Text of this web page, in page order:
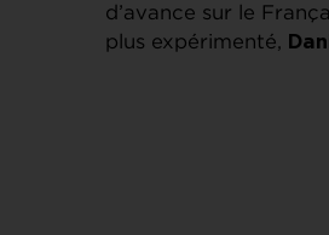
d’avance sur le
plus expérimenté,